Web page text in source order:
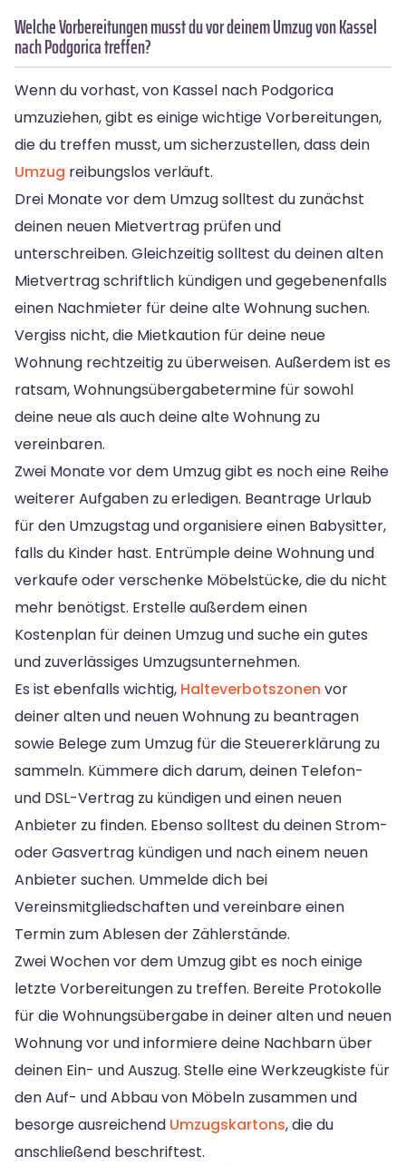
Welche Vorbereitungen musst du vor deinem Umzug von Kassel
nach Podgorica treffen?
Wenn du vorhast, von Kassel nach Podgorica
umzuziehen, gibt es einige wichtige Vorbereitungen,
die du treffen musst, um sicherzustellen, dass dein
Umzug reibungslos verläuft.
Drei Monate vor dem Umzug solltest du zunächst
deinen neuen Mietvertrag prüfen und
unterschreiben. Gleichzeitig solltest du deinen alten
Mietvertrag schriftlich kündigen und gegebenenfalls
einen Nachmieter für deine alte Wohnung suchen.
Vergiss nicht, die Mietkaution für deine neue
Wohnung rechtzeitig zu überweisen. Außerdem ist es
ratsam, Wohnungsübergabetermine für sowohl
deine neue als auch deine alte Wohnung zu
vereinbaren.
Zwei Monate vor dem Umzug gibt es noch eine Reihe
weiterer Aufgaben zu erledigen. Beantrage Urlaub
für den Umzugstag und organisiere einen Babysitter,
falls du Kinder hast. Entrümple deine Wohnung und
verkaufe oder verschenke Möbelstücke, die du nicht
mehr benötigst. Erstelle außerdem einen
Kostenplan für deinen Umzug und suche ein gutes
und zuverlässiges Umzugsunternehmen.
Es ist ebenfalls wichtig, Halteverbotszonen vor
deiner alten und neuen Wohnung zu beantragen
sowie Belege zum Umzug für die Steuererklärung zu
sammeln. Kümmere dich darum, deinen Telefon-
und DSL-Vertrag zu kündigen und einen neuen
Anbieter zu finden. Ebenso solltest du deinen Strom-
oder Gasvertrag kündigen und nach einem neuen
Anbieter suchen. Ummelde dich bei
Vereinsmitgliedschaften und vereinbare einen
Termin zum Ablesen der Zählerstände.
Zwei Wochen vor dem Umzug gibt es noch einige
letzte Vorbereitungen zu treffen. Bereite Protokolle
für die Wohnungsübergabe in deiner alten und neuen
Wohnung vor und informiere deine Nachbarn über
deinen Ein- und Auszug. Stelle eine Werkzeugkiste für
den Auf- und Abbau von Möbeln zusammen und
besorge ausreichend Umzugskartons, die du
anschließend beschriftest.